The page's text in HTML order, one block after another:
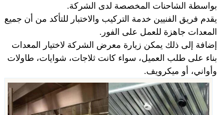
بواسطة الشاحنات المخصصة لدى الشركة.
يقدم فريق الفنيين خدمة التركيب والاختبار للتأكد من أن جميع
المعدات جاهزة للعمل على الفور.
إضافة إلى ذلك يمكن زيارة معرض الشركة لاختيار المعدات
بناء على طلب العميل، سواء كانت ثلاجات، شوايات، طاولات
وأواني، أو ميكرويف.